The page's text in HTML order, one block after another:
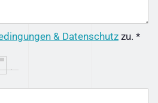
& Datenschutzzu. *